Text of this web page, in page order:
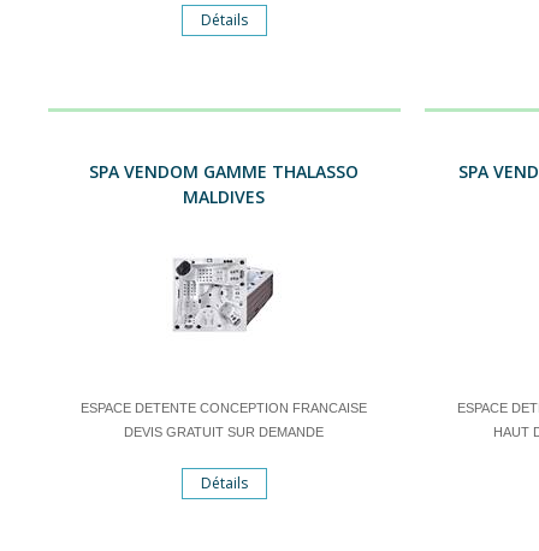
Détails
SPA VENDOM GAMME THALASSO
MALDIVES
ESPACE DETENTE CONCEPTION FRANCAISE
DEVIS GRATUIT SUR DEMANDE
Détails
SPA
ESPACE
HAUT